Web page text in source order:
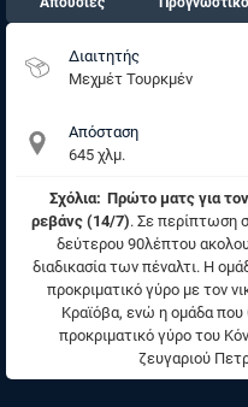
Διαιτητής
Μεχμέτ Τουρκμέν
Απόσταση
645 χλμ.
Σχόλια: Πρώτο ματς για
ρεβάνς (14/7). Σε περίπτωση
δεύτερου 90λέπτου
διαδικασία των πέναλτι. Η
προκριματικό γύρο με τον
Κραϊόβα, ενώ η ομάδα που
προκριματικό γύρο του
ζευγαριού